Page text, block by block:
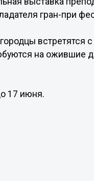
гран-при
встретятся
на ожившие
17 июня.